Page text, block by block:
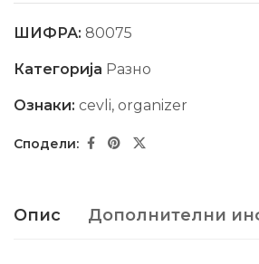
ШИФРА: 80075
Категорија Разно
Ознаки: cevli, organizer
Опис Дополнителни